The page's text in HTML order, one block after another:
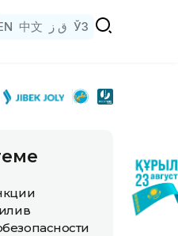
中文 ق ز ЎЗ